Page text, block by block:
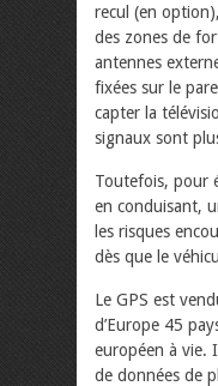
recul (en
des zones de
antennes
fixées sur le
capter la
signaux sont
Toutefois, pour
en conduisant,
les risques
dès que le
Le GPS est
d’Europe 45
européen à vie.
de données de